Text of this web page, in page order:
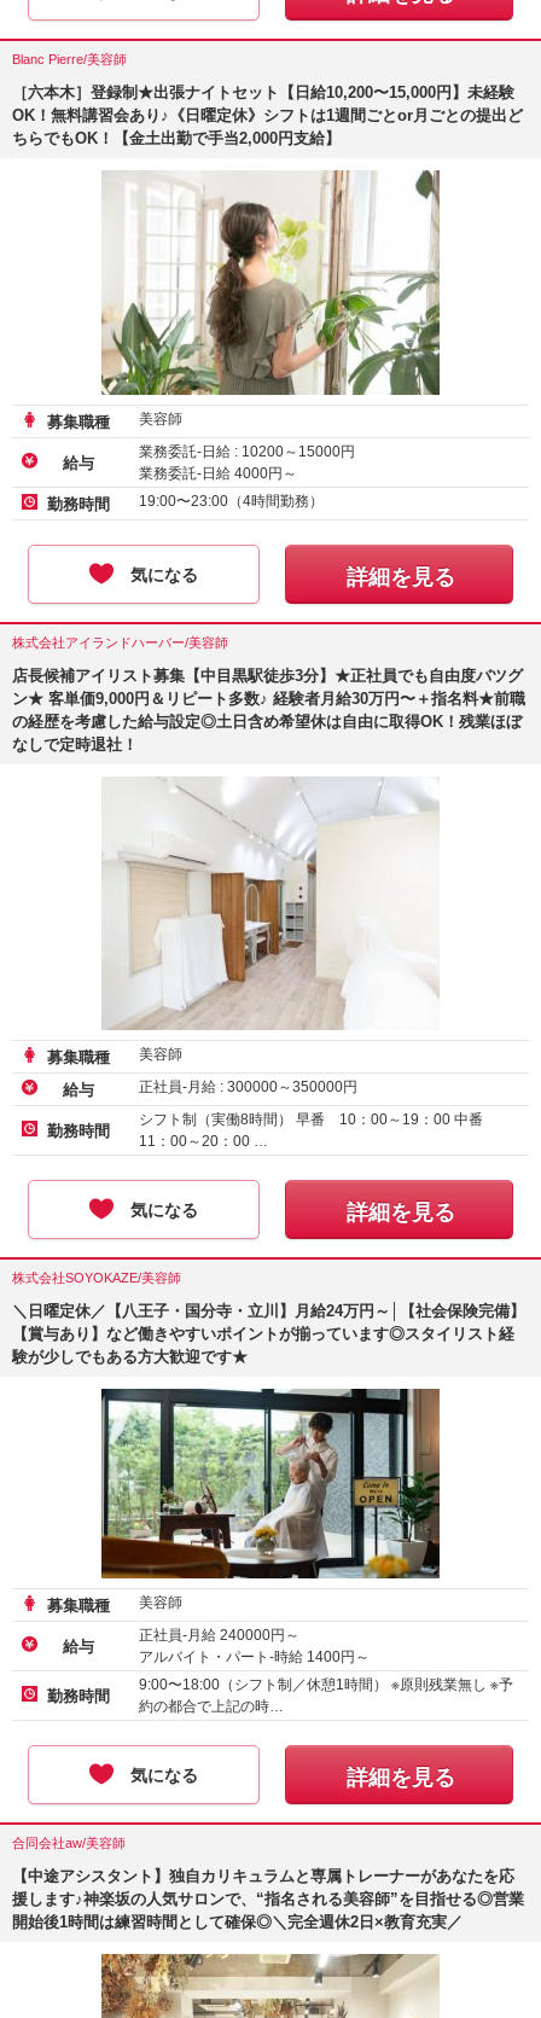
Blanc Pierre/美容師
［六本木］登録制★出張ナイトセット【日給10,200〜15,000円】未経験
OK！無料講習会あり♪《日曜定休》シフトは1週間ごとor月ごとの提出ど
ちらでもOK！【金土出勤で手当2,000円支給】
募集職種 美容師
給与
業務委託-日給 : 10200～ 15000円
業務委託-日給 4000円～
勤務時間 19:00〜23:00（4時間勤務）
気になる 詳細を見る
株式会社アイランドハーバー/美容師
店長候補アイリスト募集【中目黒駅徒歩3分】★正社員でも自由度バツグ
ン★ 客単価9,000円＆リピート多数♪ 経験者月給30万円〜＋指名料★前職
の経歴を考慮した給与設定◎土日含め希望休は自由に取得OK！残業ほぼ
なしで定時退社！
募集職種 美容師
給与 正社員-月給 : 300000～350000円
勤務時間
シフト制（実働8時間） 早番 10：00～19：00 中番
11：00～20：00 …
気になる 詳細を見る
株式会社SOYOKAZE/美容師
＼日曜定休／【八王子・国分寺・立川】月給24万円～│【社会保険完備】
【賞与あり】など働きやすいポイントが揃っています◎スタイリスト経
験が少しでもある方大歓迎です★
募集職種 美容師
給与
正社員-月給 240000円～
アルバイト・パート-時給 1400円～
勤務時間
9:00〜18:00（シフト制／休憩1時間） ※原則残業無し ※予
約の都合で上記の時…
気になる 詳細を見る
合同会社aw/美容師
【中途アシスタント】独自カリキュラムと専属トレーナーがあなたを応
援します♪神楽坂の人気サロンで、“指名される美容師”を目指せる◎営業
開始後1時間は練習時間として確保◎＼完全週休2日×教育充実／